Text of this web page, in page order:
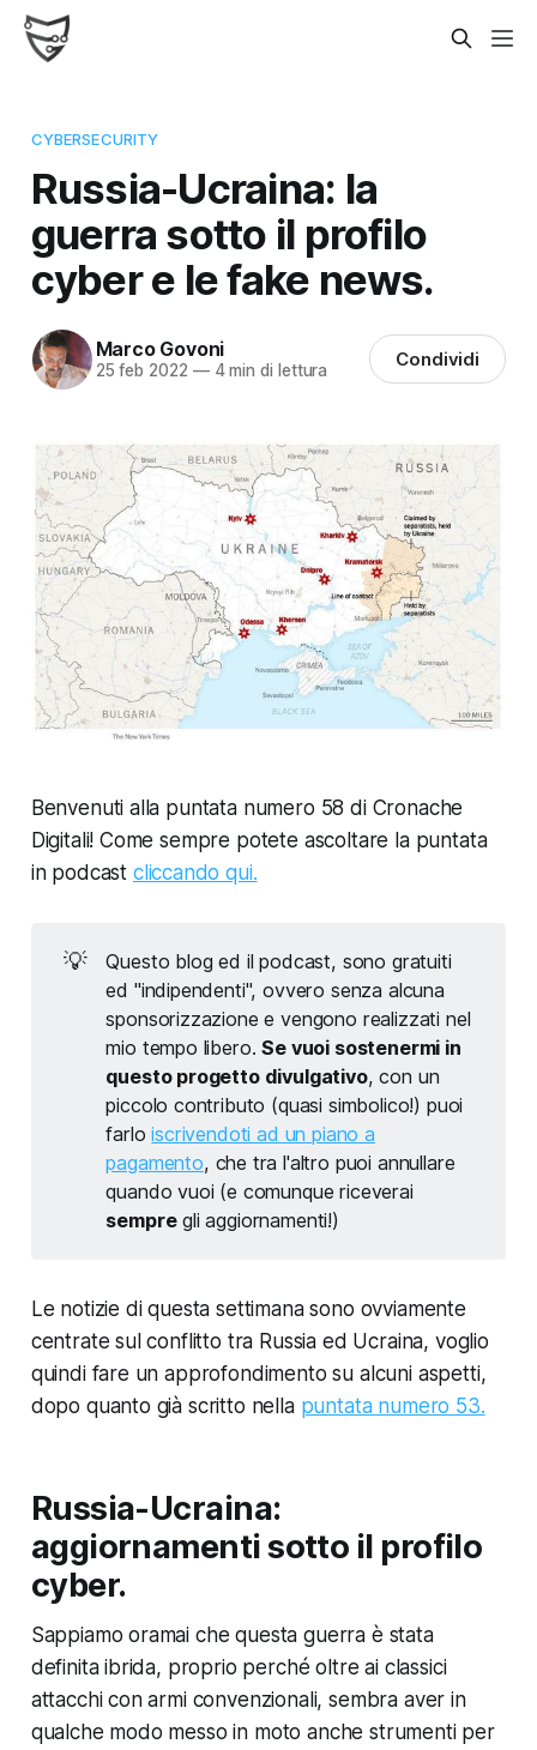
CYBERSECURITY
Russia-Ucraina: la
guerra sotto il profilo
cyber e le fake news.
Marco Govoni
25 feb 2022 —4 min di lettura Condividi
Benvenuti alla puntata numero 58 di Cronache
Digitali! Come sempre potete ascoltare la puntata
in podcast cliccando qui.
💡
Questo blog ed il podcast, sono gratuiti
ed "indipendenti", ovvero senza alcuna
sponsorizzazione e vengono realizzati nel
mio tempo libero.Se vuoi sostenermi in
questo progetto divulgativo, con un
piccolo contributo (quasi simbolico!) puoi
farloiscrivendoti ad un piano a
pagamento, che tra l'altro puoi annullare
quando vuoi (e comunque riceverai
sempregli aggiornamenti!)
Le notizie di questa settimana sono ovviamente
centrate sul conflitto tra Russia ed Ucraina, voglio
quindi fare un approfondimento su alcuni aspetti,
dopo quanto già scritto nella puntata numero 53.
Russia-Ucraina:
aggiornamenti sotto il profilo
cyber.
Sappiamo oramai che questa guerra è stata
definita ibrida, proprio perché oltre ai classici
attacchi con armi convenzionali, sembra aver in
qualche modo messo in moto anche strumenti per